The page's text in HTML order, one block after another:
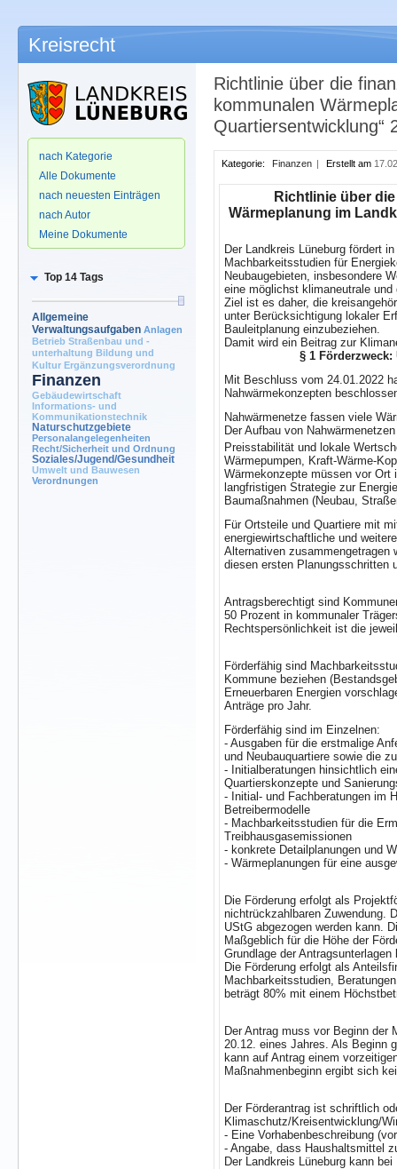
Kreisrecht
nach Kategorie
Alle Dokumente
nach neuesten Einträgen
nach Autor
Meine Dokumente
Top 14 Tags
Allgemeine
Verwaltungsaufgaben Anlagen
Betrieb Straßenbau und -
unterhaltung Bildung und
Kultur Ergänzungsverordnung
Finanzen
Gebäudewirtschaft
Informations- und
Kommunikationstechnik
Naturschutzgebiete
Personalangelegenheiten
Recht/Sicherheit und Ordnung
Soziales/Jugend/Gesundheit
Umwelt und Bauwesen
Verordnungen
Richtlinie über die
kommunalen
Quartiersentwicklung“
Kategorie: Finanzen | Erstellt am
Richtlinie über
Wärmeplanung im
Der Landkreis Lüneburg fördert
Machbarkeitsstudien für
Neubaugebieten, insbesondere
eine möglichst klimaneutrale
Ziel ist es daher, die
unter Berücksichtigung lokaler
Bauleitplanung einzubeziehen.
Damit wird ein Beitrag zur
§ 1
Mit Beschluss vom 24.01.2022
Nahwärmekonzepten
Nahwärmenetze fassen viele
Der Aufbau von
Preisstabilität und lokale
Wärmepumpen, Kraft-Wärme-
Wärmekonzepte müssen vor Ort
langfristigen Strategie zur
Baumaßnahmen (Neubau,
Für Ortsteile und Quartiere mit
energiewirtschaftliche und
Alternativen zusammengetragen
diesen ersten Planungsschritten
Antragsberechtigt sind
50 Prozent in kommunaler
Rechtspersönlichkeit ist die
Förderfähig sind
Kommune beziehen
Erneuerbaren Energien
Anträge pro Jahr.
Förderfähig sind im Einzelnen:
- Ausgaben für die erstmalige
und Neubauquartiere sowie die
- Initialberatungen hinsichtlich
Quartierskonzepte und
- Initial- und Fachberatungen im
Betreibermodelle
- Machbarkeitsstudien für die
Treibhausgasemissionen
- konkrete Detailplanungen und
- Wärmeplanungen für eine
Die Förderung erfolgt als
nichtrückzahlbaren Zuwendung.
UStG abgezogen werden kann.
Maßgeblich für die Höhe der
Grundlage der
Die Förderung erfolgt als
Machbarkeitsstudien,
beträgt 80% mit einem
Der Antrag muss vor Beginn der
20.12. eines Jahres. Als Beginn
kann auf Antrag einem
Maßnahmenbeginn ergibt sich
Der Förderantrag ist schriftlich
Klimaschutz/Kreisentwicklung/
- Eine Vorhabenbeschreibung
- Angabe, dass Haushaltsmittel
Der Landkreis Lüneburg kann